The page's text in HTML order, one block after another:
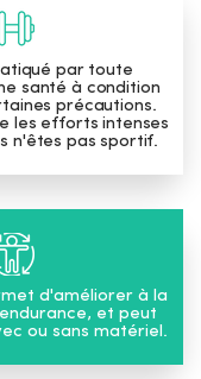
par toute
santé à condition
précautions.
les efforts intenses
n'êtes pas sportif.
d'améliorer à la
et peut
ou sans matériel.